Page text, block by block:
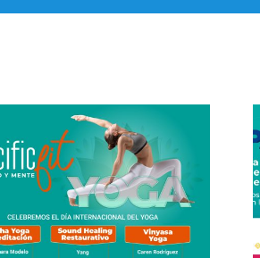
Pacific Talks – La
caja de herramientas
de mamá